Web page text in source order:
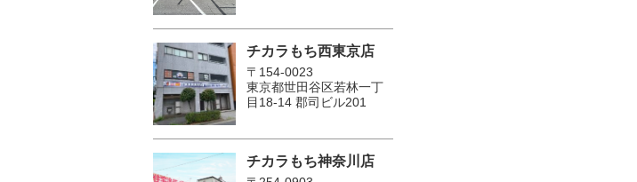
チカラもち西東京店
〒154-0023
東京都世田谷区若林一丁
目18-14 郡司ビル201
チカラもち神奈川店